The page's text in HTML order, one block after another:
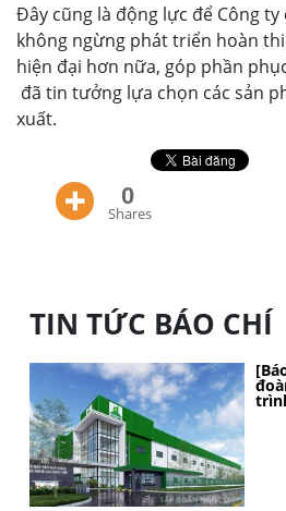
Đây cũng là động lực để Công ty
không ngừng phát triển hoàn
hiện đại hơn nữa, góp phần
đã tin tưởng lựa chọn các sản
xuất.
0
Shares
TIN TỨC BÁO CHÍ